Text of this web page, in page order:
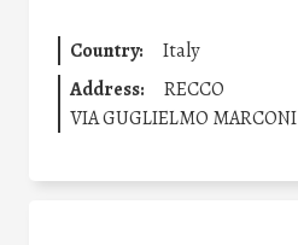
Country:
Italy
Address:
RECCO
VIA GUGLIELMO MARCONI